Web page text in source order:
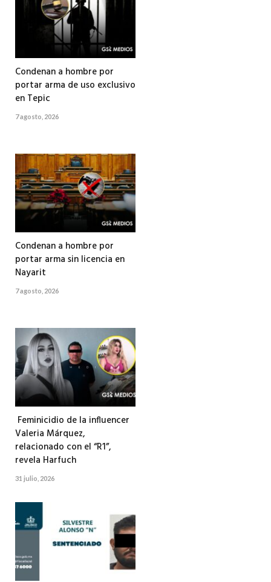
Condenan a hombre por
portar arma de uso exclusivo
en Tepic
7 agosto, 2026
Condenan a hombre por
portar arma sin licencia en
Nayarit
7 agosto, 2026
Feminicidio de la influencer
Valeria Márquez,
relacionado con el “R1”,
revela Harfuch
31 julio, 2026